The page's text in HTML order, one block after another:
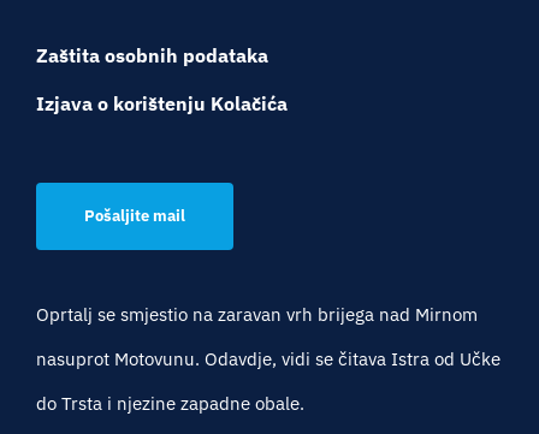
Zaštita osobnih podataka
Izjava o korištenju Kolačića
Pošaljite mail
Oprtalj se smjestio na zaravan vrh brijega nad Mirnom
nasuprot Motovunu. Odavdje, vidi se čitava Istra od Učke
do Trsta i njezine zapadne obale.